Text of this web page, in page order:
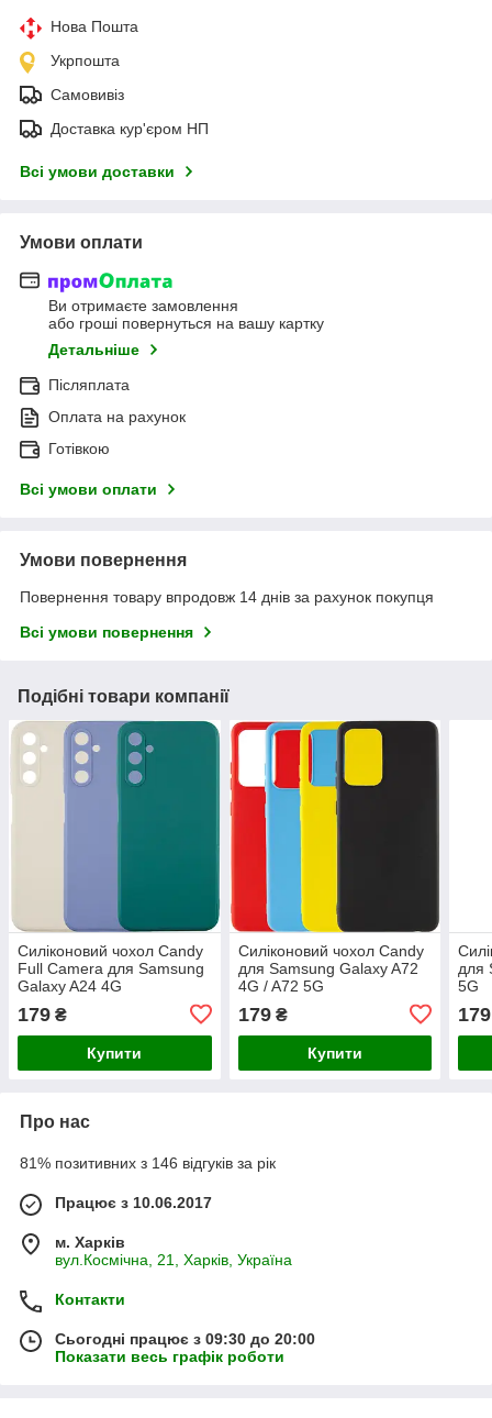
Нова Пошта
Укрпошта
Самовивіз
Доставка кур'єром НП
Всі умови доставки
Умови оплати
Ви отримаєте замовлення
або гроші повернуться на вашу картку
Детальніше
Післяплата
Оплата на рахунок
Готівкою
Всі умови оплати
Умови повернення
Повернення товару впродовж 14 днів за рахунок покупця
Всі умови повернення
Подібні товари компанії
Силіконовий чохол Candy
Full Camera для Samsung
Galaxy A24 4G
179 ₴
Купити
Силіконовий чохол Candy
для Samsung Galaxy A72
4G / A72 5G
179₴
Купити
для
5G
179
Про нас
81% позитивних з 146 відгуків за рік
Працює з 10.06.2017
м. Харків
вул.Космічна, 21, Харків, Україна
Контакти
Сьогодні працює з 09:30 до 20:00
Показати весь графік роботи